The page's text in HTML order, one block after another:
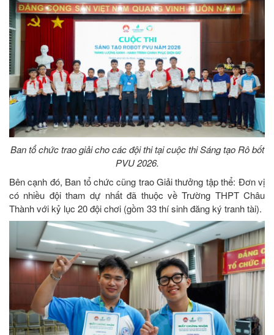
Ban tổ chức trao giải cho các đội thi tại cuộc thi Sáng tạo Rô bốt
PVU 2026.
Bên cạnh đó, Ban tổ chức cũng trao Giải thưởng tập thể: Đơn vị
có nhiều đội tham dự nhất đã thuộc về Trường THPT Châu
Thành với kỷ lục 20 đội chơi (gồm 33 thí sinh đăng ký tranh tài).